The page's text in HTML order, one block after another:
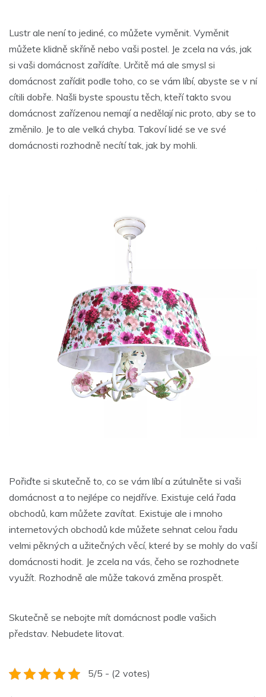
Lustr ale není to jediné, co můžete vyměnit. Vyměnit
můžete klidně skříně nebo vaši postel. Je zcela na vás, jak
si vaši domácnost zařídíte. Určitě má ale smysl si
domácnost zařídit podle toho, co se vám líbí, abyste se v ní
cítili dobře. Našli byste spoustu těch, kteří takto svou
domácnost zařízenou nemají a nedělají nic proto, aby se to
změnilo. Je to ale velká chyba. Takoví lidé se ve své
domácnosti rozhodně necítí tak, jak by mohli.
Pořiďte si skutečně to, co se vám líbí a zútulněte si vaši
domácnost a to nejlépe co nejdříve. Existuje celá řada
obchodů, kam můžete zavítat. Existuje ale i mnoho
internetových obchodů kde můžete sehnat celou řadu
velmi pěkných a užitečných věcí, které by se mohly do vaší
domácnosti hodit. Je zcela na vás, čeho se rozhodnete
využít. Rozhodně ale může taková změna prospět.
Skutečně se nebojte mít domácnost podle vašich
představ. Nebudete litovat.
5/5 - (2 votes)